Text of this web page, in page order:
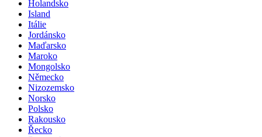
Holandsko
Island
Itálie
Jordánsko
Maďarsko
Maroko
Mongolsko
Německo
Nizozemsko
Norsko
Polsko
Rakousko
Řecko